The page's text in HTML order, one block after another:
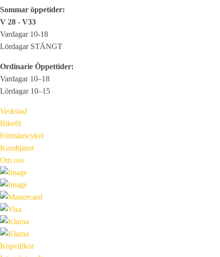
Sommar öppetider:
V 28 - V33
Vardagar 10-18
Lördagar STÄNGT
Ordinarie Öppettider:
Vardagar 10–18
Lördagar 10–15
Verkstad
Bikefit
Förmånscykel
Kundtjänst
Om oss
Köpvillkor